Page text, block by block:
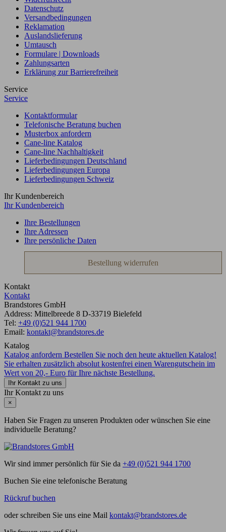
Datenschutz
Versandbedingungen
Reklamation
Auslandslieferung
Umtausch
Formulare | Downloads
Zahlungsarten
Erklärung zur Barrierefreiheit
Service
Service
Kontaktformular
Telefonische Beratung buchen
Musterbox anfordern
Cane-line Katalog
Cane-line Nachhaltigkeit
Lieferbedingungen Deutschland
Lieferbedingungen Europa
Lieferbedingungen Schweiz
Ihr Kundenbereich
Ihr Kundenbereich
Ihre Bestellungen
Ihre Adressen
Ihre persönliche Daten
Bestellung widerrufen
Kontakt
Kontakt
Brandstores GmbH
Address: Mittelbreede 8 D-33719 Bielefeld
Tel: +49 (0)521 944 1700
Email: kontakt@brandstores.de
Katalog
Katalog anfordern Bestellen Sie noch den heute aktuellen Katalog!
Sie erhalten zusätzlich absolut kostenfrei einen Warengutschein im
Wert von 20,- Euro für Ihre nächste Bestellung.
Ihr Kontakt zu uns
Ihr Kontakt zu uns
×
Haben Sie Fragen zu unseren Produkten oder wünschen Sie eine
individuelle Beratung?
Wir sind immer persönlich für Sie da +49 (0)521 944 1700
Buchen Sie eine telefonische Beratung
Rückruf buchen
oder schreiben Sie uns eine Mail kontakt@brandstores.de